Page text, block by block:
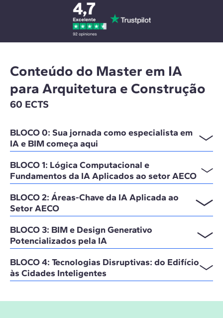
Conteúdo do Master em IA
para Arquitetura e Construção
60 ECTS
BLOCO 0: Sua jornada como especialista em
IA e BIM começa aqui
BLOCO 1: Lógica Computacional e
Fundamentos da IA Aplicados ao setor AECO
BLOCO 2: Áreas-Chave da IA Aplicada ao
Setor AECO
BLOCO 3: BIM e Design Generativo
Potencializados pela IA
BLOCO 4: Tecnologias Disruptivas: do Edifício
às Cidades Inteligentes